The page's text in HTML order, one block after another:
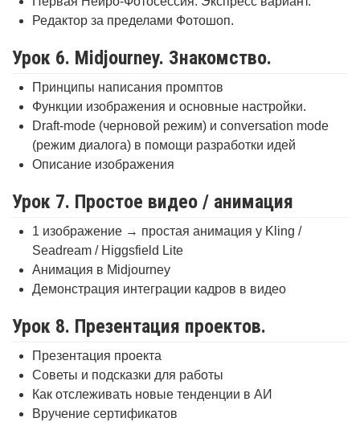
Редактор за пределами Фотошоп.
Урок 6. Midjourney. Знакомство.
Принципы написания промптов
Функции изображения и основные настройки.
Draft-mode (черновой режим) и conversation mode
(режим диалога) в помощи разработки идей
Описание изображения
Урок 7. Простое видео / анимация
1 изображение → простая анимация у Kling /
Seadream / Higgsfield Lite
Анимация в Midjourney
Демонстрация интеграции кадров в видео
Урок 8. Презентация проектов.
Презентация проекта
Советы и подсказки для работы
Как отслеживать новые тенденции в АИ
Вручение сертификатов